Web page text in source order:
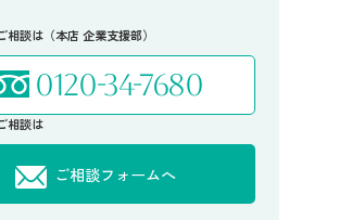
相談は（本店 企業支援部）
0120-34-7680
相談は
ご相談フォームへ